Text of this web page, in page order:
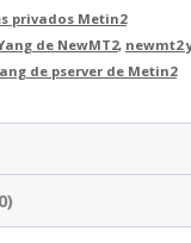
privados Metin2
de NewMT2, newmt2
de pserver de Metin2